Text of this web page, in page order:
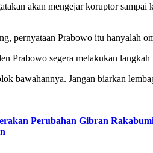
akan mengejar koruptor
pernyataan Prabowo itu hanyalah
Prabowo segera melakukan
bawahannya. Jangan biarkan
Perubahan Gibran